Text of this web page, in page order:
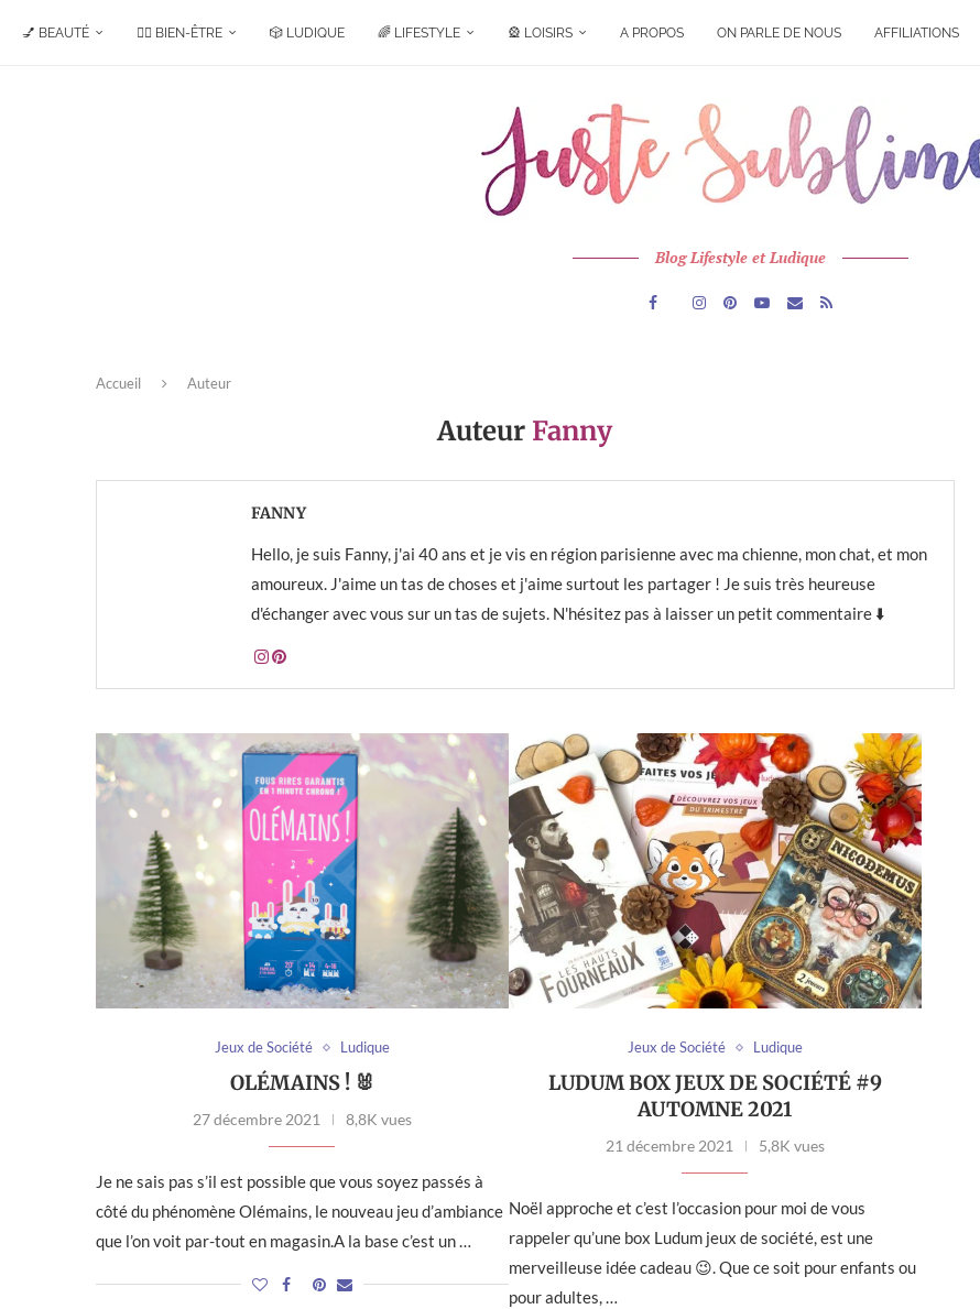
💅 BEAUTÉ 🧘‍♀️ BIEN-ÊTRE 🎲 LUDIQUE 🌈 LIFESTYLE 🎡 LOISIRS A PROPOS ON PARLE DE NOUS AFFILIATIONS
Blog Lifestyle et Ludique
Accueil Auteur
Auteur Fanny
FANNY
Hello, je suis Fanny, j'ai 40 ans et je vis en région parisienne avec ma chienne, mon chat, et mon
amoureux. J'aime un tas de choses et j'aime surtout les partager ! Je suis très heureuse
d'échanger avec vous sur un tas de sujets. N'hésitez pas à laisser un petit commentaire ⬇️
Jeux de Société Ludique
OLÉMAINS ! 🐰
27 décembre 2021 8,8K vues
Je ne sais pas s’il est possible que vous soyez passés à
côté du phénomène Olémains, le nouveau jeu d’ambiance
que l’on voit par-tout en magasin.A la base c’est un …
Jeux de Société Ludique
LUDUM BOX JEUX DE SOCIÉTÉ #9
AUTOMNE 2021
21 décembre 2021 5,8K vues
Noël approche et c’est l’occasion pour moi de vous
rappeler qu’une box Ludum jeux de société, est une
merveilleuse idée cadeau 😉. Que ce soit pour enfants ou
pour adultes, …